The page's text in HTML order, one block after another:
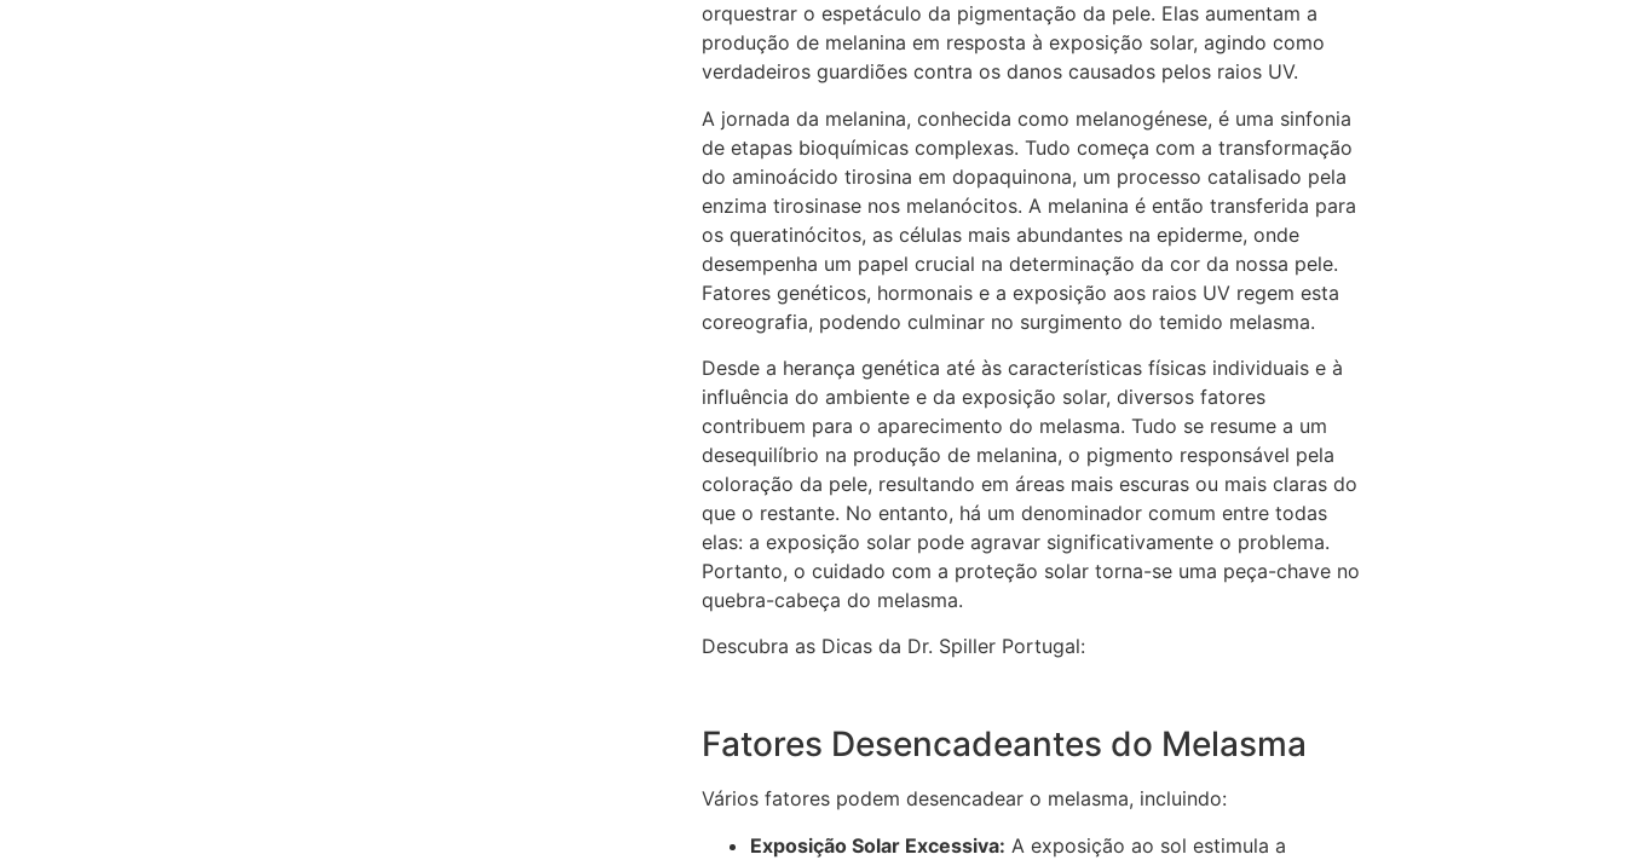
orquestrar o espetáculo da pigmentação da pele. Elas aumentam a
produção de melanina em resposta à exposição solar, agindo como
verdadeiros guardiões contra os danos causados pelos raios UV.
A jornada da melanina, conhecida como melanogénese, é uma sinfonia
de etapas bioquímicas complexas. Tudo começa com a transformação
do aminoácido tirosina em dopaquinona, um processo catalisado pela
enzima tirosinase nos melanócitos. A melanina é então transferida para
os queratinócitos, as células mais abundantes na epiderme, onde
desempenha um papel crucial na determinação da cor da nossa pele.
Fatores genéticos, hormonais e a exposição aos raios UV regem esta
coreografia, podendo culminar no surgimento do temido melasma.
Desde a herança genética até às características físicas individuais e à
influência do ambiente e da exposição solar, diversos fatores
contribuem para o aparecimento do melasma. Tudo se resume a um
desequilíbrio na produção de melanina, o pigmento responsável pela
coloração da pele, resultando em áreas mais escuras ou mais claras do
que o restante. No entanto, há um denominador comum entre todas
elas: a exposição solar pode agravar significativamente o problema.
Portanto, o cuidado com a proteção solar torna-se uma peça-chave no
quebra-cabeça do melasma.
Descubra as Dicas da Dr. Spiller Portugal:
Fatores Desencadeantes do Melasma
Vários fatores podem desencadear o melasma, incluindo:
Exposição Solar Excessiva: A exposição ao sol estimula a